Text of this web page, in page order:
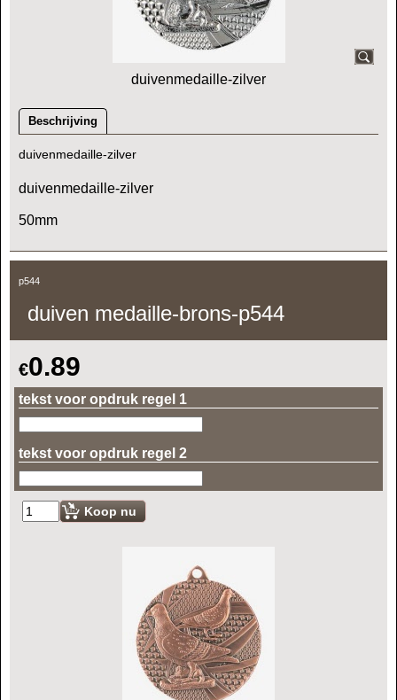
duivenmedaille-zilver
Beschrijving
duivenmedaille-zilver
duivenmedaille-zilver
50mm
p544
duiven medaille-brons-p544
€0.89
tekst voor opdruk regel 1
tekst voor opdruk regel 2
Koop nu